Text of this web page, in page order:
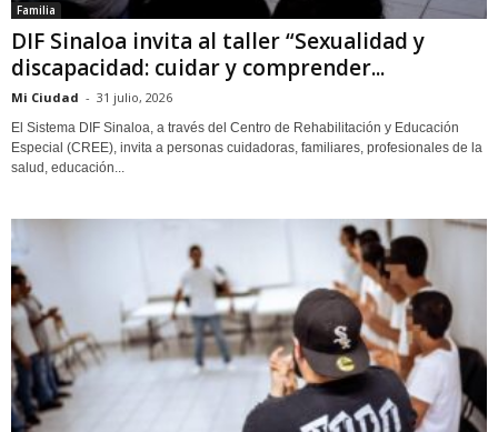
Familia
DIF Sinaloa invita al taller “Sexualidad y
discapacidad: cuidar y comprender...
Mi Ciudad - 31 julio, 2026
El Sistema DIF Sinaloa, a través del Centro de Rehabilitación y Educación
Especial (CREE), invita a personas cuidadoras, familiares, profesionales de la
salud, educación...